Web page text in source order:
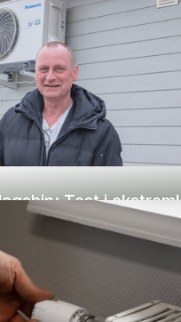
Test i